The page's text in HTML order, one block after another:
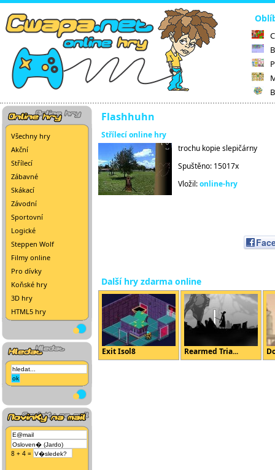
Všechny hry
Akční
Střílecí
Zábavné
Skákací
Závodní
Sportovní
Logické
Steppen Wolf
Filmy online
Pro dívky
Koňské hry
3D hry
HTML5 hry
8 + 4 =
Flashhuhn
Střílecí online hry
trochu kopie slepičárny
Spuštěno: 15017x
Vložil:online-hry
Další hry zdarma online
Exit Isol8 Rearmed Tria...